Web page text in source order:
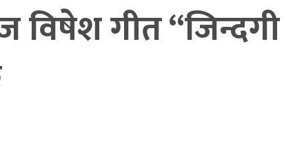
विषेश गीत “जिन्दगी